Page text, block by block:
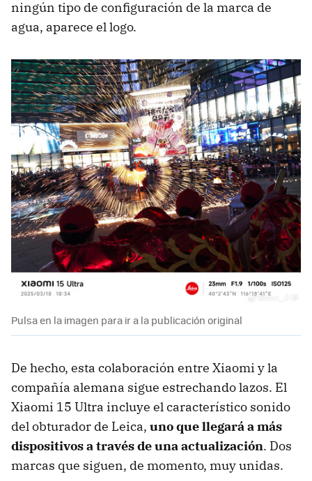
ningún tipo de configuración de la marca de
agua, aparece el logo.
Pulsa en la imagen para ir a la publicación original
De hecho, esta colaboración entre Xiaomi y la
compañía alemana sigue estrechando lazos. El
Xiaomi 15 Ultra incluye el característico sonido
del obturador de Leica, uno que llegará a más
dispositivos a través de una actualización. Dos
marcas que siguen, de momento, muy unidas.